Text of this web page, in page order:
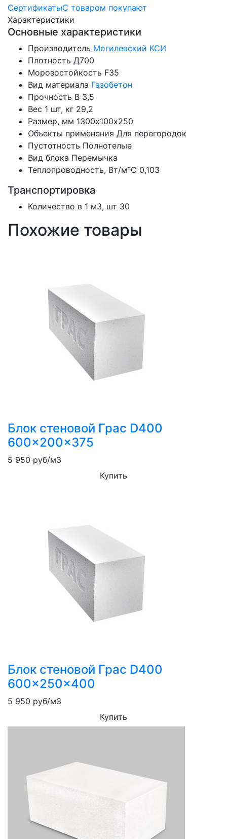
СертификатыС товаром покупают
Характеристики
Основные характеристики
Производитель Могилевский КСИ
Плотность Д700
Морозостойкость F35
Вид материала Газобетон
Прочность B 3,5
Вес 1 шт, кг 29,2
Размер, мм 1300х100х250
Объекты применения Для перегородок
Пустотность Полнотелые
Вид блока Перемычка
Теплопроводность, Вт/м°С 0,103
Транспортировка
Количество в 1 м3, шт 30
Похожие товары
Блок стеновой Грас D400
600x200x375
5 950 руб/м3
Купить
Блок стеновой Грас D400
600x250x400
5 950 руб/м3
Купить